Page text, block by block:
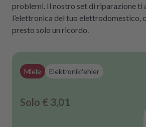
problemi. Il nostro set di riparazione ti
l’elettronica del tuo elettrodomestico,
presto solo un ricordo.
Miele Elektronikfehler
Solo € 3,01